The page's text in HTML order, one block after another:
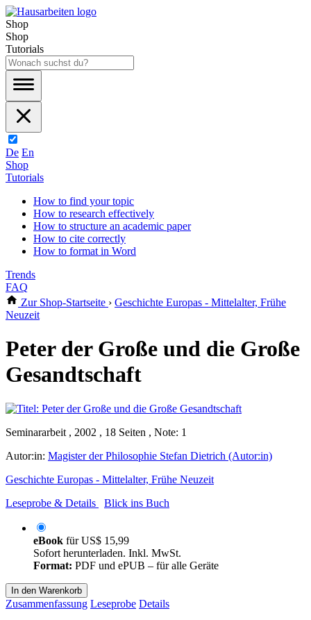
Shop
Shop
Tutorials
De En
Shop
Tutorials
How to find your topic
How to research effectively
How to structure an academic paper
How to cite correctly
How to format in Word
Trends
FAQ
Zur Shop-Startseite › Geschichte Europas - Mittelalter, Frühe
Neuzeit
Peter der Große und die Große
Gesandtschaft
Seminararbeit , 2002 , 18 Seiten , Note: 1
Autor:in: Magister der Philosophie Stefan Dietrich (Autor:in)
Geschichte Europas - Mittelalter, Frühe Neuzeit
Leseprobe & Details
Blick ins Buch
eBook fürUS$ 15,99
Sofort herunterladen. Inkl. MwSt.
Format: PDF und ePUB – für alle Geräte
In den Warenkorb
Zusammenfassung Leseprobe Details